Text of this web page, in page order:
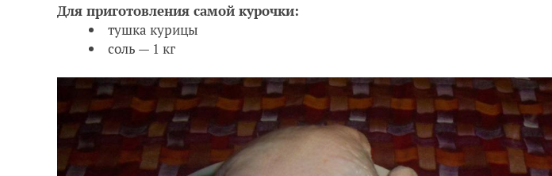
Для приготовления самой курочки:
тушка курицы
соль — 1 кг